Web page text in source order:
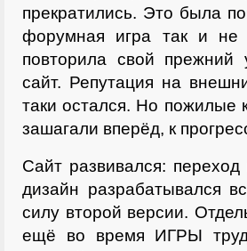
прекратились. Это была
форумная игра так и не
повторила свой
сайт. Репутация на
таки остался. Но пожилые
зашагали вперёд, к
Сайт развивался:
дизайн разрабатывался
силу второй версии.
ещё во время ИГРЫ